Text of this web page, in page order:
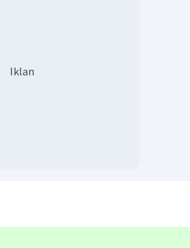
Iklan